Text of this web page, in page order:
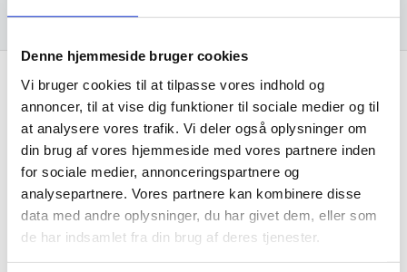
Denne hjemmeside bruger cookies
Vi bruger cookies til at tilpasse vores indhold og
annoncer, til at vise dig funktioner til sociale medier og til
at analysere vores trafik. Vi deler også oplysninger om
din brug af vores hjemmeside med vores partnere inden
for sociale medier, annonceringspartnere og
analysepartnere. Vores partnere kan kombinere disse
data med andre oplysninger, du har givet dem, eller som
de har indsamlet fra din brug af deres tjenester.
Få de bedste tilbud først!
Husk at tilmelde dig vores nyhedsbrev og vær først
til de bedste tilbud. Og bare rolig, vi spammer dig
ikke, men sender kun relevante tilbud og
informationer til dig.